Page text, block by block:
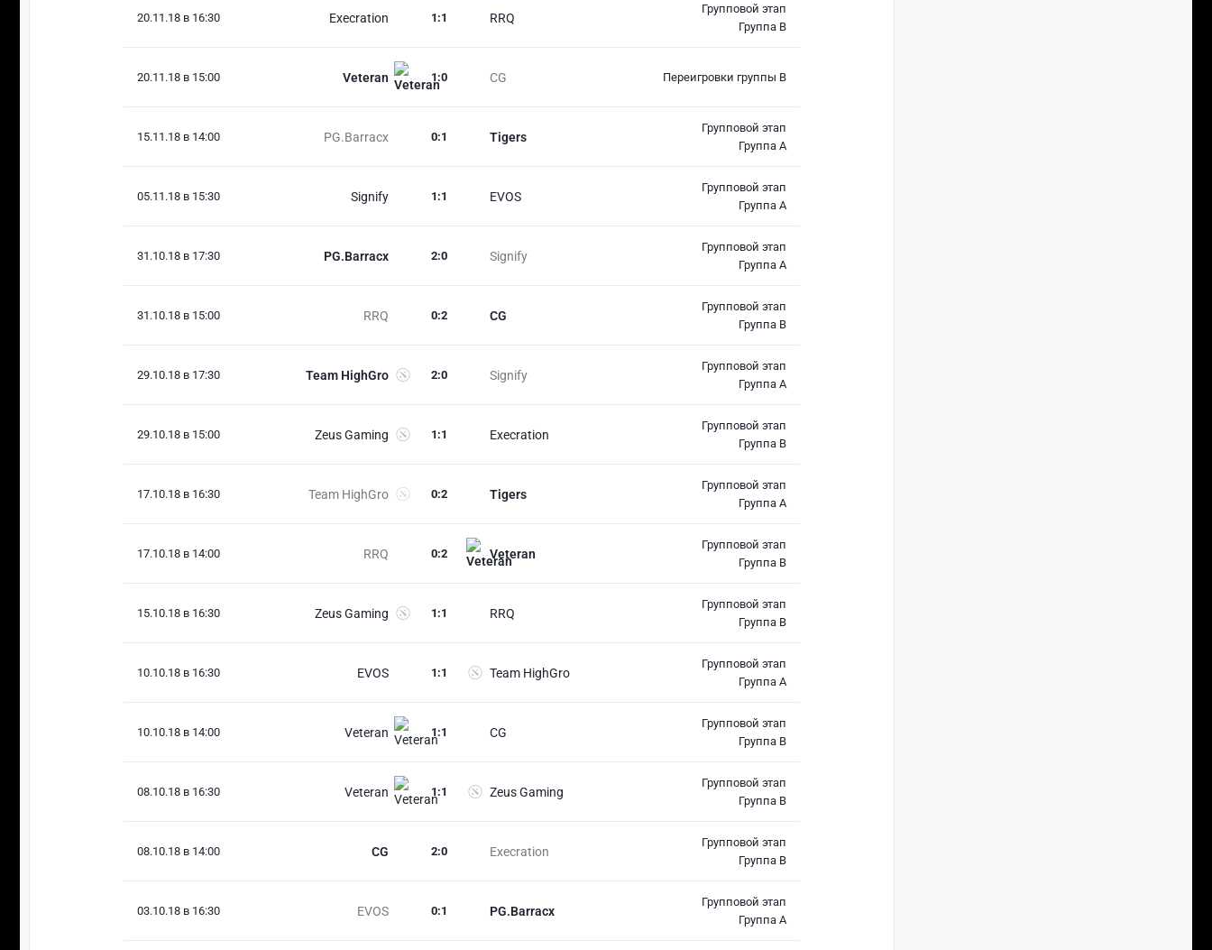
20.11.18 в 16:30 Execration RRQ
1 :1
Групповой этап
Группа B
20.11.18 в 15:00 Veteran CG
1 :0 Переигровки группы B
15.11.18 в 14:00 PG.Barracx Tigers
0:1
Групповой этап
Группа A
05.11.18 в 15:30 Signify EVOS
1 :1
Групповой этап
Группа A
31.10.18 в 17:30 PG.Barracx Signify
2:0
Групповой этап
Группа A
31.10.18 в 15:00 RRQ CG
0:2
Групповой этап
Группа B
29.10.18 в 17:30 Team HighGro Signify
2:0
Групповой этап
Группа A
29.10.18 в 15:00 Zeus Gaming Execration
1 :1
Групповой этап
Группа B
17.10.18 в 16:30 Team HighGro Tigers
0:2
Групповой этап
Группа A
17.10.18 в 14:00 RRQ Veteran
0:2
Групповой этап
Группа B
15.10.18 в 16:30 Zeus Gaming RRQ
1 :1
Групповой этап
Группа B
10.10.18 в 16:30 EVOS Team HighGro
1 :1
Групповой этап
Группа A
10.10.18 в 14:00 Veteran CG
1 :1
Групповой этап
Группа B
08.10.18 в 16:30 Veteran Zeus Gaming
1 :1
Групповой этап
Группа B
08.10.18 в 14:00 CG Execration
2:0
Групповой этап
Группа B
03.10.18 в 16:30 EVOS PG.Barracx
0:1
Групповой этап
Группа A